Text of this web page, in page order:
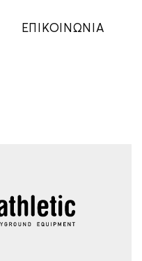
ΕΠΙΚΟΙΝΩΝΙΑ